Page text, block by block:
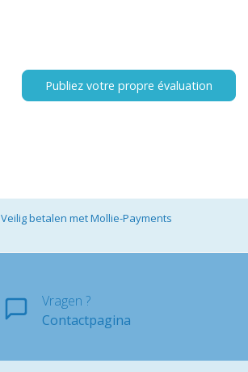
Publiez votre propre évaluation
Veilig betalen met Mollie-Payments
Vragen ?
Contactpagina